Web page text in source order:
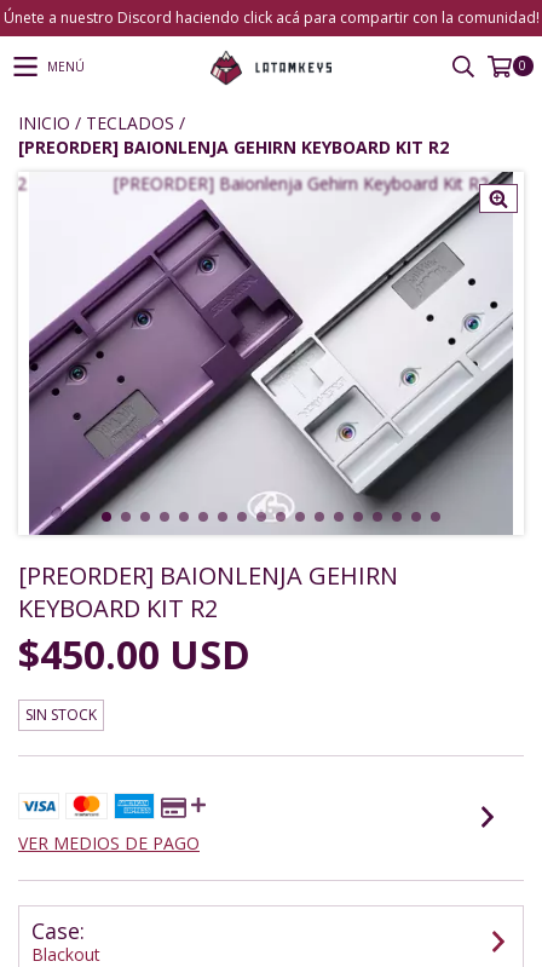
Únete a nuestro Discord haciendo click acá para compartir con la comunidad!
MENÚ 0
INICIO / TECLADOS /
[PREORDER] BAIONLENJA GEHIRN KEYBOARD KIT R2
[PREORDER] BAIONLENJA GEHIRN
KEYBOARD KIT R2
$450.00 USD
SIN STOCK
VER MEDIOS DE PAGO
Case:
Blackout